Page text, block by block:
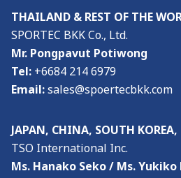
THAILAND & REST OF THE
SPORTEC BKK Co., Ltd.
Mr. Pongpavut Potiwong
Tel: +6684 214 6979
Email:sales@spoertecbkk.com
JAPAN, CHINA, SOUTH
TSO International Inc.
Ms. Hanako Seko / Ms.